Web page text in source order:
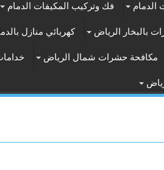
الدمام فك وتركيب المكيفات الدمام
بالبخار الرياض كهربائي منازل
مكافحة حشرات شمال الرياض